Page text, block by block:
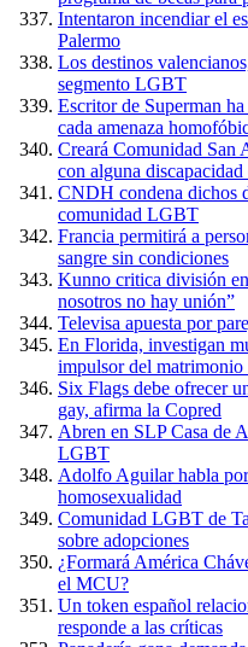
Intentaron incendiar el
Palermo
Los destinos
segmento LGBT
Escritor de Superman
cada amenaza
Creará Comunidad San
con alguna
CNDH condena dichos
comunidad LGBT
Francia permitirá a
sangre sin condiciones
Kunno critica división
nosotros no hay unión”
Televisa apuesta por
En Florida, investigan
impulsor del
Six Flags debe ofrecer
gay, afirma la Copred
Abren en SLP Casa de
LGBT
Adolfo Aguilar habla
homosexualidad
Comunidad LGBT de
sobre adopciones
¿Formará América
el MCU?
Un token español
responde a las críticas